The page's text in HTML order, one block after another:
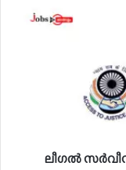
ലീഗൽ